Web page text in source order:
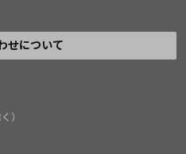
せについて
）